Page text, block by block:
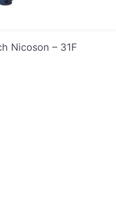
Nicoson – 31F